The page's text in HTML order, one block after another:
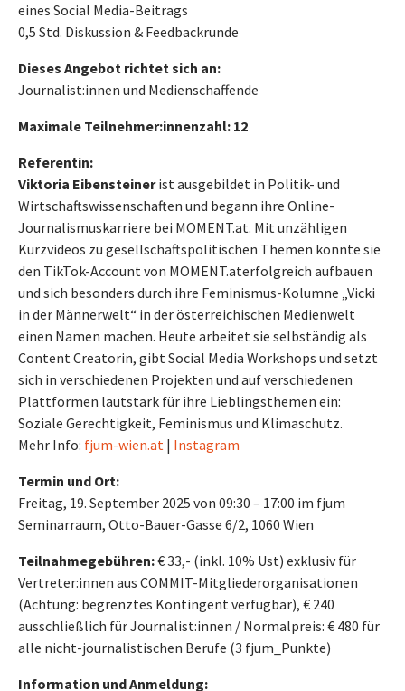
eines Social Media-Beitrags
0,5 Std. Diskussion & Feedbackrunde
Dieses Angebot richtet sich an:
Journalist:innen und Medienschaffende
Maximale Teilnehmer:innenzahl: 12
Referentin:
Viktoria Eibensteinerist ausgebildet in Politik- und
Wirtschaftswissenschaften und begann ihre Online-
Journalismuskarriere bei MOMENT.at. Mit unzähligen
Kurzvideos zu gesellschaftspolitischen Themen konnte sie
den TikTok-Account von MOMENT.aterfolgreich aufbauen
und sich besonders durch ihre Feminismus-Kolumne „Vicki
in der Männerwelt“ in der österreichischen Medienwelt
einen Namen machen. Heute arbeitet sie selbständig als
Content Creatorin, gibt Social Media Workshops und setzt
sich in verschiedenen Projekten und auf verschiedenen
Plattformen lautstark für ihre Lieblingsthemen ein:
Soziale Gerechtigkeit, Feminismus und Klimaschutz.
Mehr Info: fjum-wien.at | Instagram
Termin und Ort:
Freitag, 19. September 2025 von 09:30 – 17:00 im fjum
Seminarraum, Otto-Bauer-Gasse 6/2, 1060 Wien
Teilnahmegebühren:€ 33,- (inkl. 10% Ust) exklusiv für
Vertreter:innen aus COMMIT-Mitgliederorganisationen
(Achtung: begrenztes Kontingent verfügbar), € 240
ausschließlich für Journalist:innen / Normalpreis: € 480 für
alle nicht-journalistischen Berufe (3 fjum_Punkte)
Information und Anmeldung: